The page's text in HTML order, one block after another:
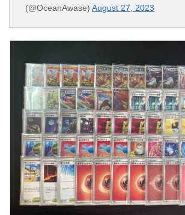
(@OceanAwase)August 27, 2023